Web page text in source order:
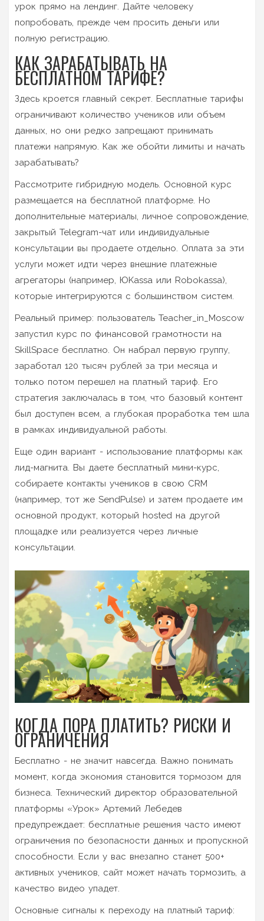
урок прямо на лендинг. Дайте человеку
попробовать, прежде чем просить деньги или
полную регистрацию.
КАК ЗАРАБАТЫВАТЬ НА
БЕСПЛАТНОМ ТАРИФЕ?
Здесь кроется главный секрет. Бесплатные тарифы
ограничивают количество учеников или объем
данных, но они редко запрещают принимать
платежи напрямую. Как же обойти лимиты и начать
зарабатывать?
Рассмотрите гибридную модель. Основной курс
размещается на бесплатной платформе. Но
дополнительные материалы, личное сопровождение,
закрытый Telegram-чат или индивидуальные
консультации вы продаете отдельно. Оплата за эти
услуги может идти через внешние платежные
агрегаторы (например, ЮKassa или Robokassa),
которые интегрируются с большинством систем.
Реальный пример: пользователь Teacher_in_Moscow
запустил курс по финансовой грамотности на
SkillSpace бесплатно. Он набрал первую группу,
заработал 120 тысяч рублей за три месяца и
только потом перешел на платный тариф. Его
стратегия заключалась в том, что базовый контент
был доступен всем, а глубокая проработка тем шла
в рамках индивидуальной работы.
Еще один вариант - использование платформы как
лид-магнита. Вы даете бесплатный мини-курс,
собираете контакты учеников в свою CRM
(например, тот же SendPulse) и затем продаете им
основной продукт, который hosted на другой
площадке или реализуется через личные
консультации.
КОГДА ПОРА ПЛАТИТЬ? РИСКИ И
ОГРАНИЧЕНИЯ
Бесплатно - не значит навсегда. Важно понимать
момент, когда экономия становится тормозом для
бизнеса. Технический директор образовательной
платформы «Урок» Артемий Лебедев
предупреждает: бесплатные решения часто имеют
ограничения по безопасности данных и пропускной
способности. Если у вас внезапно станет 500+
активных учеников, сайт может начать тормозить, а
качество видео упадет.
Основные сигналы к переходу на платный тариф: